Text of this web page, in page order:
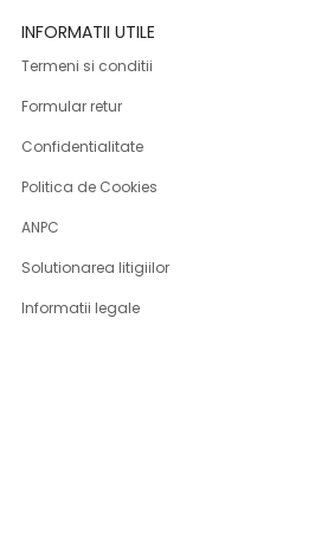
INFORMATII UTILE
Termeni si conditii
Formular retur
Confidentialitate
Politica de Cookies
ANPC
Solutionarea litigiilor
Informatii legale